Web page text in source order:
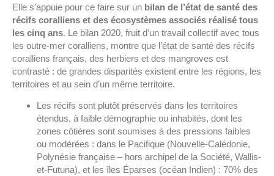
Elle s’appuie pour ce faire sur un bilan de l’état de santé des
récifs coralliens et des écosystèmes associés réalisé tous
les cinq ans. Le bilan 2020, fruit d’un travail collectif avec tous
les outre-mer coralliens, montre que l’état de santé des récifs
coralliens français, des herbiers et des mangroves est
contrasté : de grandes disparités existent entre les régions, les
territoires et au sein d’un même territoire.
Les récifs sont plutôt préservés dans les territoires
étendus, à faible démographie ou inhabités, dont les
zones côtières sont soumises à des pressions faibles
ou modérées : dans le Pacifique (Nouvelle-Calédonie,
Polynésie française – hors archipel de la Société, Wallis-
et-Futuna), et les îles Éparses (océan Indien) : 70% des